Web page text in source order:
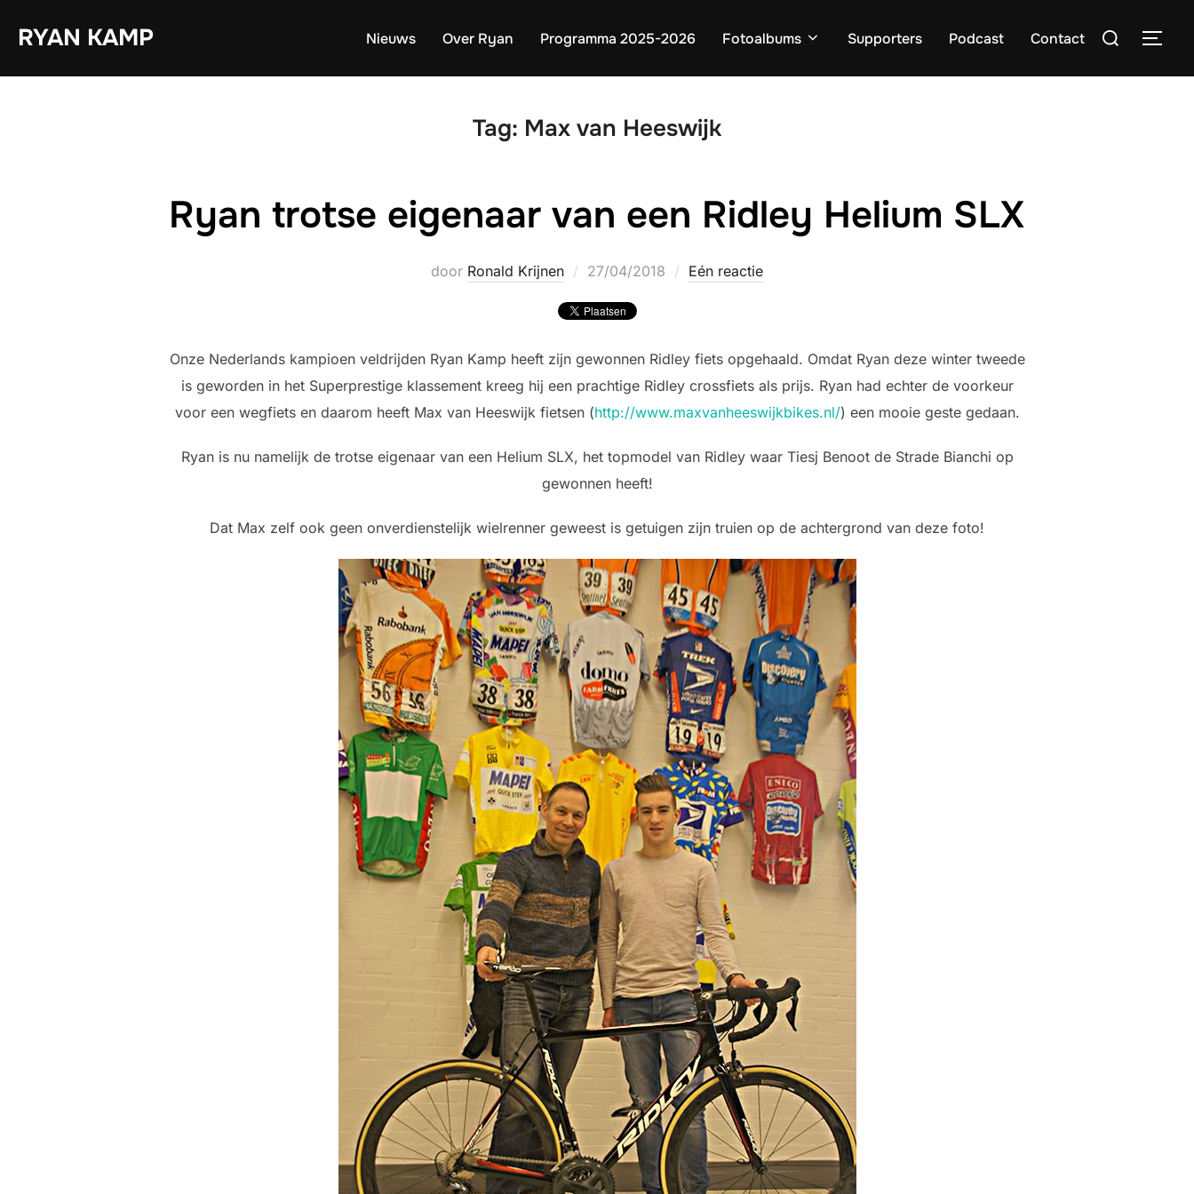
naarRYAN KAMP Nieuws Over Ryan Programma 2025-2026 Fotoalbums Supporters Podcast Contact
Zoek
Tag: Max van Heeswijk
Ryan trotse eigenaar van een Ridley Helium SLX
door Ronald Krijnen
Geplaatst
27/04/2018 Eén reactie
Onze Nederlands kampioen veldrijden Ryan Kamp heeft zijn gewonnen Ridley fiets opgehaald. Omdat Ryan deze winter tweede
is geworden in het Superprestige klassement kreeg hij een prachtige Ridley crossfiets als prijs. Ryan had echter de voorkeur
voor een wegfiets en daarom heeft Max van Heeswijk fietsen (http://www.maxvanheeswijkbikes.nl/) een mooie geste gedaan.
Ryan is nu namelijk de trotse eigenaar van een Helium SLX, het topmodel van Ridley waar Tiesj Benoot de Strade Bianchi op
gewonnen heeft!
Dat Max zelf ook geen onverdienstelijk wielrenner geweest is getuigen zijn truien op de achtergrond van deze foto!